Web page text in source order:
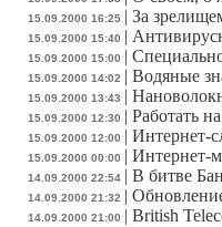
15.09.2000 16:25 | За
15.09.2000 15:40 |
15.09.2000 15:00 |
15.09.2000 14:02 | Водяные
15.09.2000 13:43 |
15.09.2000 12:30 | Работать
15.09.2000 12:00 | Интернет-
15.09.2000 00:00 | Интернет-
14.09.2000 22:54 | В битве
14.09.2000 21:32 |
14.09.2000 21:00 | British